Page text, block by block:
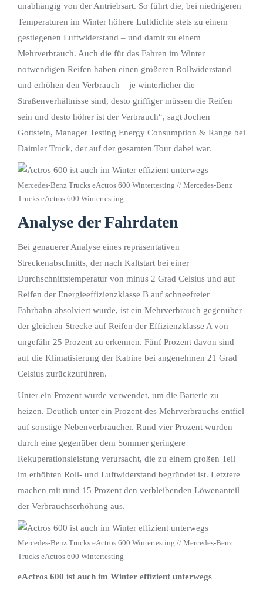
unabhängig von der Antriebsart. So führt die, bei niedrigeren
Temperaturen im Winter höhere Luftdichte stets zu einem
gestiegenen Luftwiderstand – und damit zu einem
Mehrverbrauch. Auch die für das Fahren im Winter
notwendigen Reifen haben einen größeren Rollwiderstand
und erhöhen den Verbrauch – je winterlicher die
Straßenverhältnisse sind, desto griffiger müssen die Reifen
sein und desto höher ist der Verbrauch“, sagt Jochen
Gottstein, Manager Testing Energy Consumption & Range bei
Daimler Truck, der auf der gesamten Tour dabei war.
Mercedes-Benz Trucks eActros 600 Wintertesting // Mercedes-Benz
Trucks eActros 600 Wintertesting
Analyse der Fahrdaten
Bei genauerer Analyse eines repräsentativen
Streckenabschnitts, der nach Kaltstart bei einer
Durchschnittstemperatur von minus 2 Grad Celsius und auf
Reifen der Energieeffizienzklasse B auf schneefreier
Fahrbahn absolviert wurde, ist ein Mehrverbrauch gegenüber
der gleichen Strecke auf Reifen der Effizienzklasse A von
ungefähr 25 Prozent zu erkennen. Fünf Prozent davon sind
auf die Klimatisierung der Kabine bei angenehmen 21 Grad
Celsius zurückzuführen.
Unter ein Prozent wurde verwendet, um die Batterie zu
heizen. Deutlich unter ein Prozent des Mehrverbrauchs entfiel
auf sonstige Nebenverbraucher. Rund vier Prozent wurden
durch eine gegenüber dem Sommer geringere
Rekuperationsleistung verursacht, die zu einem großen Teil
im erhöhten Roll- und Luftwiderstand begründet ist. Letztere
machen mit rund 15 Prozent den verbleibenden Löwenanteil
der Verbrauchserhöhung aus.
Mercedes-Benz Trucks eActros 600 Wintertesting // Mercedes-Benz
Trucks eActros 600 Wintertesting
eActros 600 ist auch im Winter effizient unterwegs